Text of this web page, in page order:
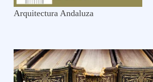
Arquitectura Andaluza